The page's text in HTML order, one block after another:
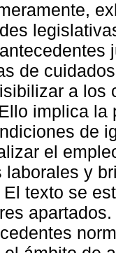
de
a los
implica la
de
el
laborales y
texto se